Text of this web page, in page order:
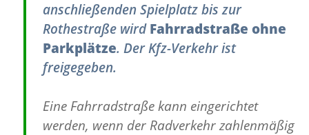
anschließenden Spielplatz bis zur
Rothestraße wirdFahrradstraße ohne
Parkplätze. Der Kfz-Verkehr ist
freigegeben.
Eine Fahrradstraße kann eingerichtet
werden, wenn der Radverkehr zahlenmäßig